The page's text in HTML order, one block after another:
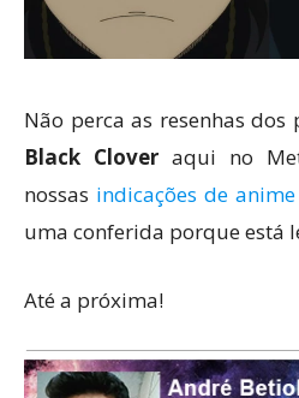
Não perca as resenhas
Black Cloveraqui no
nossas indicações de
uma conferida porque está
Até a próxima!